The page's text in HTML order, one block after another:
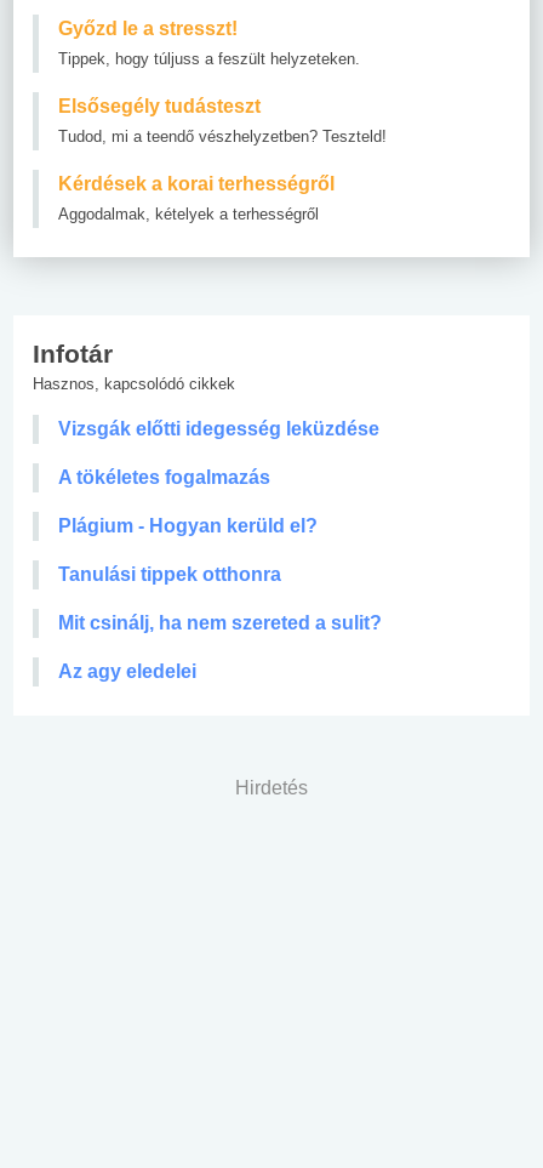
Győzd le a stresszt!
Tippek, hogy túljuss a feszült helyzeteken.
Elsősegély tudásteszt
Tudod, mi a teendő vészhelyzetben? Teszteld!
Kérdések a korai terhességről
Aggodalmak, kételyek a terhességről
Infotár
Hasznos, kapcsolódó cikkek
Vizsgák előtti idegesség leküzdése
A tökéletes fogalmazás
Plágium - Hogyan kerüld el?
Tanulási tippek otthonra
Mit csinálj, ha nem szereted a sulit?
Az agy eledelei
Hirdetés